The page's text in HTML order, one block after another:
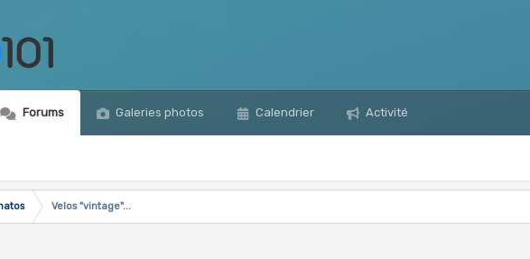
Forums Galeries photos Calendrier Activité
Velos "vintage"...